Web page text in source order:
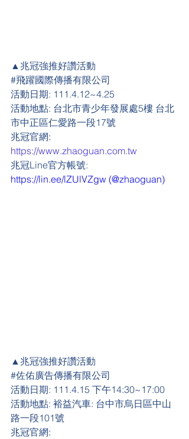
▲兆冠強推好讚活動
#飛躍國際傳播有限公司
活動日期: 111.4.12~4.25
活動地點: 台北市青少年發展處5樓 台北
市中正區仁愛路一段17號
兆冠官網:
https://www.zhaoguan.com.tw
兆冠Line官方帳號:
https://lin.ee/lZUlVZgw (@zhaoguan)
▲兆冠強推好讚活動
#佐佑廣告傳播有限公司
活動日期: 111.4.15 下午14:30~17:00
活動地點: 裕益汽車: 台中市烏日區中山
路一段101號
兆冠官網: